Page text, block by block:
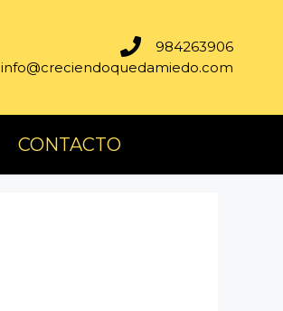
984263906
info@creciendoquedamiedo.com
CONTACTO